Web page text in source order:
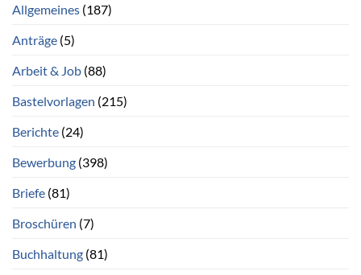
Allgemeines (187)
Anträge (5)
Arbeit & Job (88)
Bastelvorlagen (215)
Berichte (24)
Bewerbung (398)
Briefe (81)
Broschüren (7)
Buchhaltung (81)